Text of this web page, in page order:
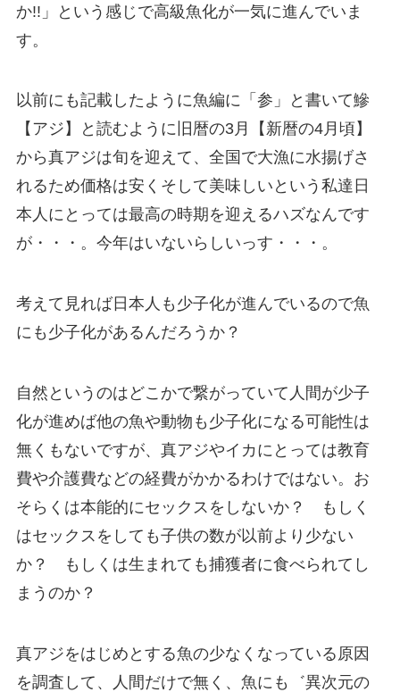
か!!」という感じで高級魚化が一気に進んでいま
す。
以前にも記載したように魚編に「参」と書いて鰺
【アジ】と読むように旧暦の3月【新暦の4月頃】
から真アジは旬を迎えて、全国で大漁に水揚げさ
れるため価格は安くそして美味しいという私達日
本人にとっては最高の時期を迎えるハズなんです
が・・・。今年はいないらしいっす・・・。
考えて見れば日本人も少子化が進んでいるので魚
にも少子化があるんだろうか？
自然というのはどこかで繋がっていて人間が少子
化が進めば他の魚や動物も少子化になる可能性は
無くもないですが、真アジやイカにとっては教育
費や介護費などの経費がかかるわけではない。お
そらくは本能的にセックスをしないか？ もしく
はセックスをしても子供の数が以前より少ない
か？ もしくは生まれても捕獲者に食べられてし
まうのか？
真アジをはじめとする魚の少なくなっている原因
を調査して、人間だけで無く、魚にも゛異次元の